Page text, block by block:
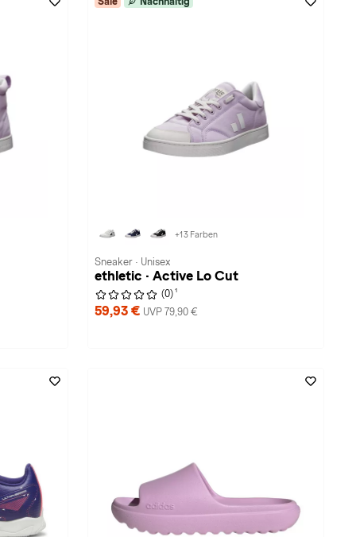
+13 Farben
Sneaker · Unisex
ethletic · Active Lo Cut
(0) 1
59,93 € UVP 79,90 €